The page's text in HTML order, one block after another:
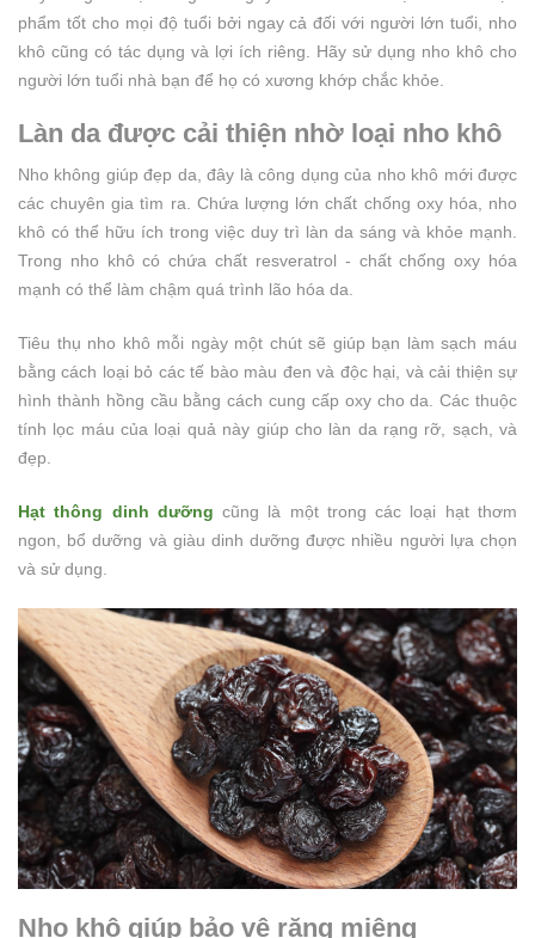
phẩm tốt cho mọi độ tuổi bởi ngay cả đối với người lớn tuổi, nho
khô cũng có tác dụng và lợi ích riêng. Hãy sử dụng nho khô cho
người lớn tuổi nhà bạn để họ có xương khớp chắc khỏe.
Làn da được cải thiện nhờ loại nho khô
Nho không giúp đẹp da, đây là công dụng của nho khô mới được
các chuyên gia tìm ra. Chứa lượng lớn chất chống oxy hóa, nho
khô có thể hữu ích trong việc duy trì làn da sáng và khỏe mạnh.
Trong nho khô có chứa chất resveratrol - chất chống oxy hóa
mạnh có thể làm chậm quá trình lão hóa da.
Tiêu thụ nho khô mỗi ngày một chút sẽ giúp bạn làm sạch máu
bằng cách loại bỏ các tế bào màu đen và độc hại, và cải thiện sự
hình thành hồng cầu bằng cách cung cấp oxy cho da. Các thuộc
tính lọc máu của loại quả này giúp cho làn da rạng rỡ, sạch, và
đẹp.
Hạt thông dinh dưỡng cũng là một trong các loại hạt thơm
ngon, bổ dưỡng và giàu dinh dưỡng được nhiều người lựa chọn
và sử dụng.
Nho khô giúp bảo vệ răng miệng